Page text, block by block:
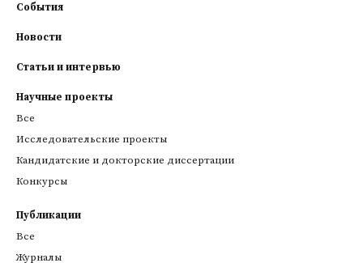
События
Новости
Статьи и интервью
Научные проекты
Все
Исследовательские проекты
Кандидатские и докторские диссертации
Конкурсы
Публикации
Все
Журналы